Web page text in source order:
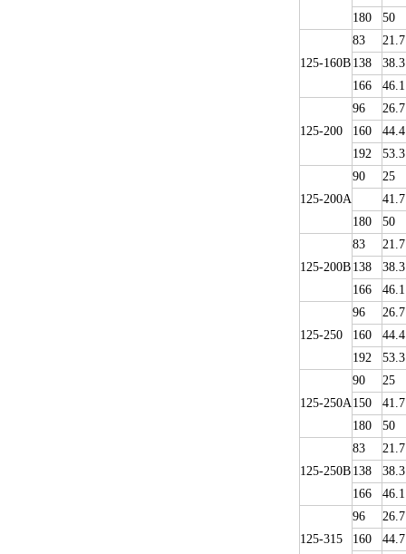
180
50
125-160B
83
21.7
138
38.3
166
46.1
125-200
96
26.7
160
44.4
192
53.3
125-200A
90
25
41.7
180
50
125-200B
83
21.7
138
38.3
166
46.1
125-250
96
26.7
160
44.4
192
53.3
125-250A
90
25
150
41.7
180
50
125-250B
83
21.7
138
38.3
166
46.1
125-315
96
26.7
160
44.7